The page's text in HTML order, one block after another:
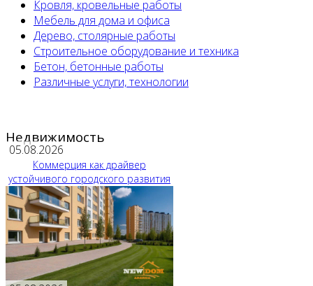
Кровля, кровельные работы
Мебель для дома и офиса
Дерево, столярные работы
Строительное оборудование и техника
Бетон, бетонные работы
Различные услуги, технологии
Недвижимость
05.08.2026
Коммерция как драйвер
устойчивого городского развития